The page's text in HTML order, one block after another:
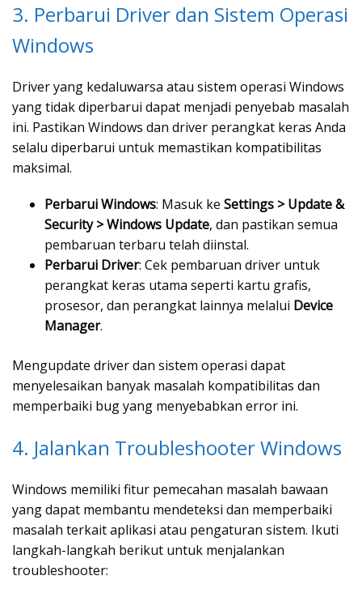
3. Perbarui Driver dan Sistem Operasi
Windows
Driver yang kedaluwarsa atau sistem operasi Windows
yang tidak diperbarui dapat menjadi penyebab masalah
ini. Pastikan Windows dan driver perangkat keras Anda
selalu diperbarui untuk memastikan kompatibilitas
maksimal.
Perbarui Windows: Masuk ke Settings > Update &
Security > Windows Update, dan pastikan semua
pembaruan terbaru telah diinstal.
Perbarui Driver: Cek pembaruan driver untuk
perangkat keras utama seperti kartu grafis,
prosesor, dan perangkat lainnya melalui Device
Manager.
Mengupdate driver dan sistem operasi dapat
menyelesaikan banyak masalah kompatibilitas dan
memperbaiki bug yang menyebabkan error ini.
4. Jalankan Troubleshooter Windows
Windows memiliki fitur pemecahan masalah bawaan
yang dapat membantu mendeteksi dan memperbaiki
masalah terkait aplikasi atau pengaturan sistem. Ikuti
langkah-langkah berikut untuk menjalankan
troubleshooter: